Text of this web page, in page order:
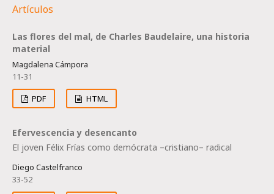
Artículos
Las flores del mal, de Charles Baudelaire, una historia
material
Magdalena Cámpora
11-31
PDF
HTML
Efervescencia y desencanto
El joven Félix Frías como demócrata –cristiano– radical
Diego Castelfranco
33-52